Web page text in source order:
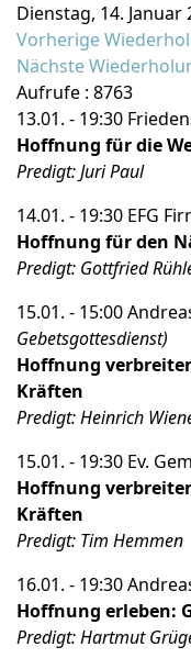
Dienstag, 14. Januar
Vorherige
Nächste
Aufrufe : 8763
13.01. - 19:30
Hoffnung für die
Predigt: Juri Paul
14.01. - 19:30 EFG
Hoffnung für den
Predigt: Gottfried
15.01. - 15:00
Gebetsgottesdienst)
Hoffnung
Kräften
Predigt: Heinrich
15.01. - 19:30 Ev.
Hoffnung
Kräften
Predigt: Tim Hemmen
16.01. - 19:30
Hoffnung erleben:
Predigt: Hartmut